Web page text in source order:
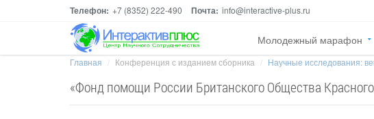
Телефон: +7 (8352) 222-490 Почта: info@interactive-plus.ru
Молодежный марафон
Главная Конференция с изданием сборника Научные исследования:
«Фонд помощи России Британского Общества